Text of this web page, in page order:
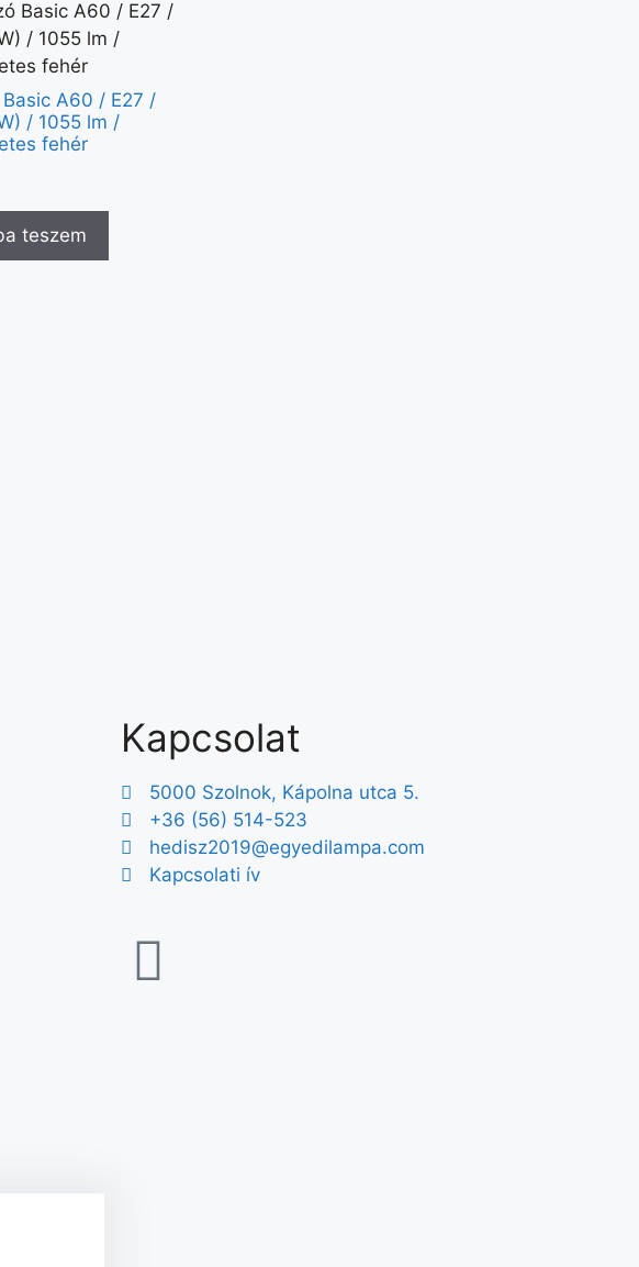
Basic A60 / E27 /
/ 1055 lm /
fehér
teszem
Kapcsolat
5000 Szolnok, Kápolna utca 5.
+36 (56) 514-523
hedisz2019@egyedilampa.com
Kapcsolati ív